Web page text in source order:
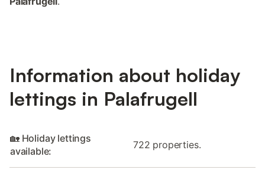
Information about holiday
lettings in Palafrugell
🏡 Holiday lettings
available:
722 properties.